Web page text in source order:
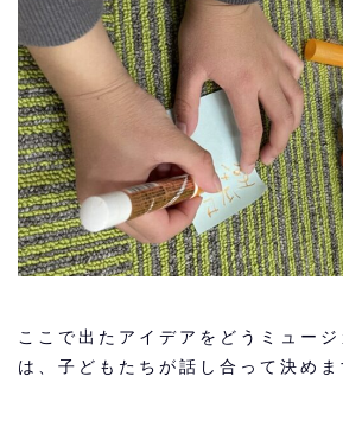
ここで出たアイデアをどうミュー
は、子どもたちが話し合って決めま